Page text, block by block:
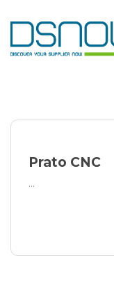
to
content
Prato CNC
...